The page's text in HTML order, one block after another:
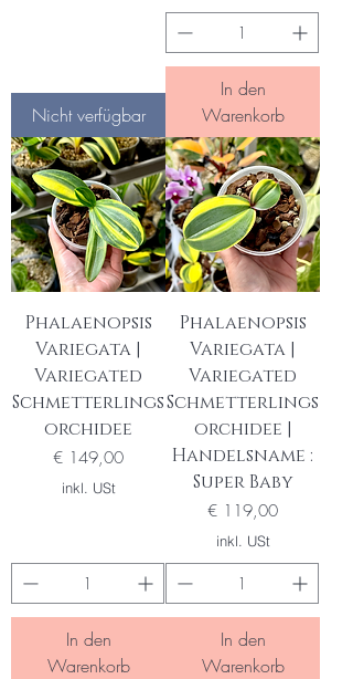
Nicht verfügbar
In den
Warenkorb
Phalaenopsis
Variegata |
Variegated
Schmetterlings
orchidee
Preis
€ 149,00
inkl. USt
In den
Warenkorb
Phalaenopsis
Variegata |
Variegated
Schmetterlings
orchidee |
Handelsname :
Super Baby
Preis
€ 119,00
inkl. USt
In den
Warenkorb